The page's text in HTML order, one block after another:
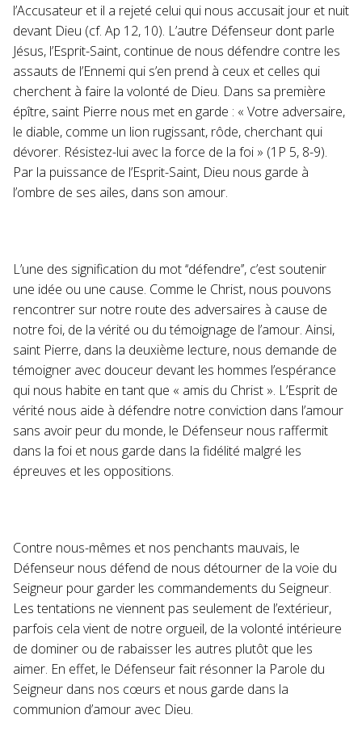
l’Accusateur et il a rejeté celui qui nous accusait jour et nuit
devant Dieu (cf. Ap 12, 10). L’autre Défenseur dont parle
Jésus, l’Esprit-Saint, continue de nous défendre contre les
assauts de l’Ennemi qui s’en prend à ceux et celles qui
cherchent à faire la volonté de Dieu. Dans sa première
épître, saint Pierre nous met en garde : « Votre adversaire,
le diable, comme un lion rugissant, rôde, cherchant qui
dévorer. Résistez-lui avec la force de la foi » (1P 5, 8-9).
Par la puissance de l’Esprit-Saint, Dieu nous garde à
l’ombre de ses ailes, dans son amour.
L’une des signification du mot ‘‘défendre’’, c’est soutenir
une idée ou une cause. Comme le Christ, nous pouvons
rencontrer sur notre route des adversaires à cause de
notre foi, de la vérité ou du témoignage de l’amour. Ainsi,
saint Pierre, dans la deuxième lecture, nous demande de
témoigner avec douceur devant les hommes l’espérance
qui nous habite en tant que « amis du Christ ». L’Esprit de
vérité nous aide à défendre notre conviction dans l’amour
sans avoir peur du monde, le Défenseur nous raffermit
dans la foi et nous garde dans la fidélité malgré les
épreuves et les oppositions.
Contre nous-mêmes et nos penchants mauvais, le
Défenseur nous défend de nous détourner de la voie du
Seigneur pour garder les commandements du Seigneur.
Les tentations ne viennent pas seulement de l’extérieur,
parfois cela vient de notre orgueil, de la volonté intérieure
de dominer ou de rabaisser les autres plutôt que les
aimer. En effet, le Défenseur fait résonner la Parole du
Seigneur dans nos cœurs et nous garde dans la
communion d’amour avec Dieu.